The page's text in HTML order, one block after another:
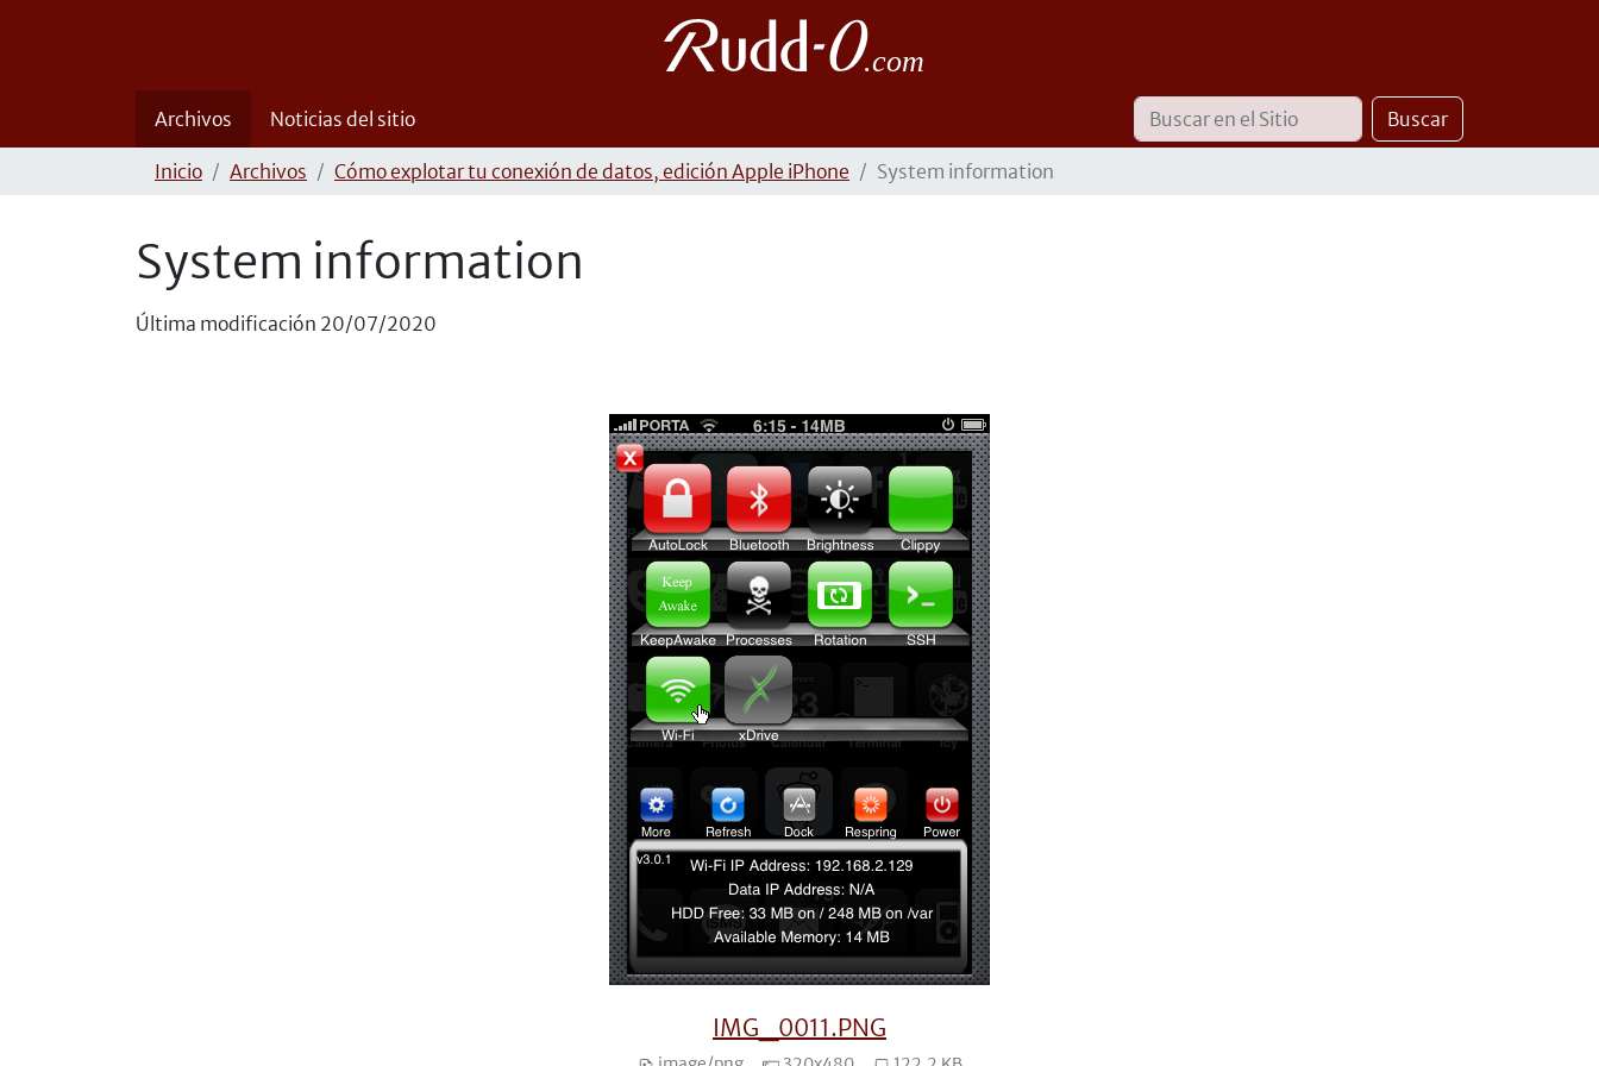
Archivos Noticias del sitio Buscar Buscar
Búsqueda
Avanzada…
Inicio
Archivos Cómo explotar tu conexión de datos, edición Apple iPhone System information
System information
Última modificación 20/07/2020
IMG_0011.PNG